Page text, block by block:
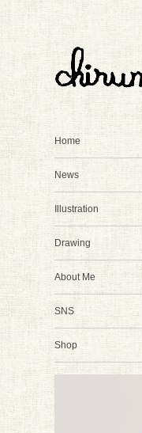
Home
News
Illustration
Drawing
About Me
SNS
Shop